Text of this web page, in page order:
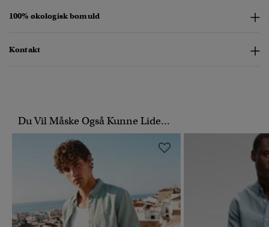
100% økologisk bomuld
Kontakt
Du Vil Måske Også Kunne Lide...